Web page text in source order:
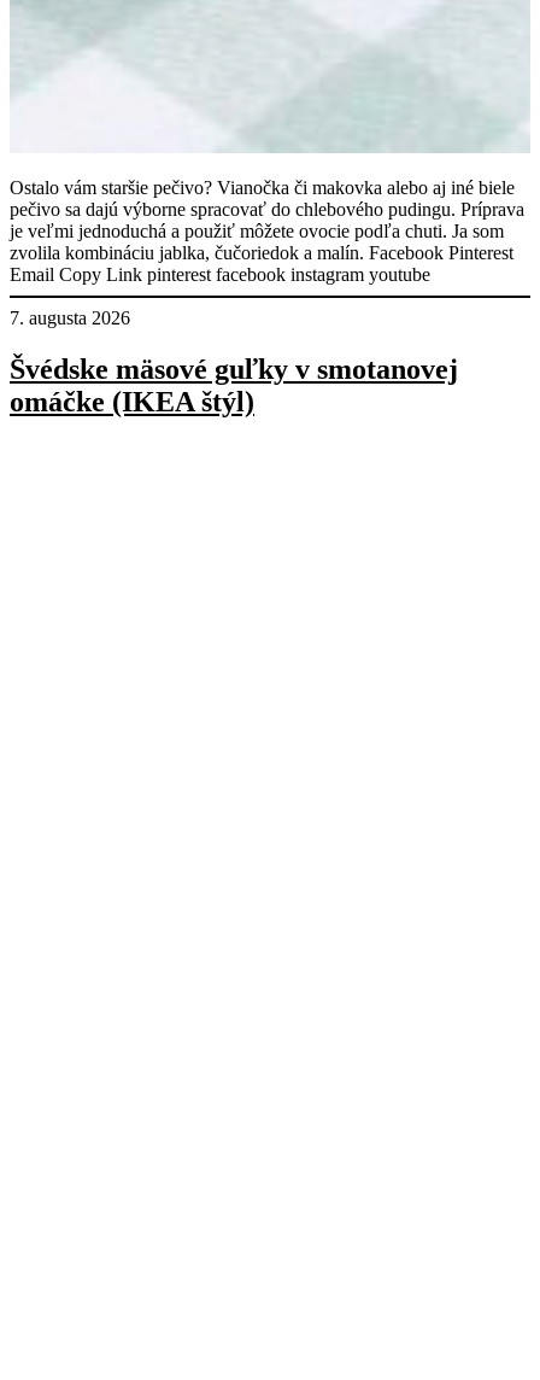
Ostalo vám staršie pečivo? Vianočka či makovka alebo aj iné biele
pečivo sa dajú výborne spracovať do chlebového pudingu. Príprava
je veľmi jednoduchá a použiť môžete ovocie podľa chuti. Ja som
zvolila kombináciu jablka, čučoriedok a malín. Facebook Pinterest
Email Copy Link pinterest facebook instagram youtube
7. augusta 2026
Švédske mäsové guľky v smotanovej
omáčke (IKEA štýl)